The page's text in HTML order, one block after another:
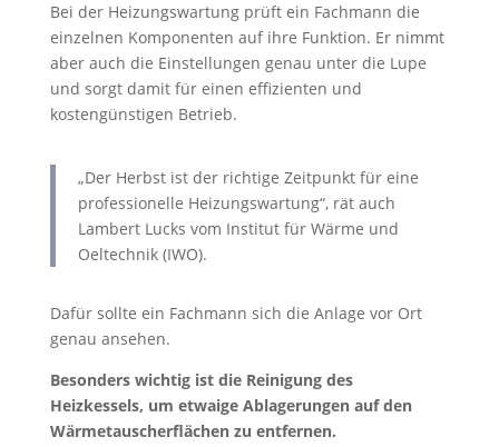
Bei der Heizungswartung prüft ein Fachmann die
einzelnen Komponenten auf ihre Funktion. Er nimmt
aber auch die Einstellungen genau unter die Lupe
und sorgt damit für einen effizienten und
kostengünstigen Betrieb.
„Der Herbst ist der richtige Zeitpunkt für eine
professionelle Heizungswartung“, rät auch
Lambert Lucks vom Institut für Wärme und
Oeltechnik (IWO).
Dafür sollte ein Fachmann sich die Anlage vor Ort
genau ansehen.
Besonders wichtig ist die Reinigung des
Heizkessels, um etwaige Ablagerungen auf den
Wärmetauscherflächen zu entfernen.